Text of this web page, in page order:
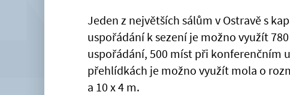
Jeden z největších sálům v Ostravě s
uspořádání k sezení je možno využít
uspořádání, 500 míst při konferenčním
přehlídkách je možno využít mola o
a 10 x 4 m.